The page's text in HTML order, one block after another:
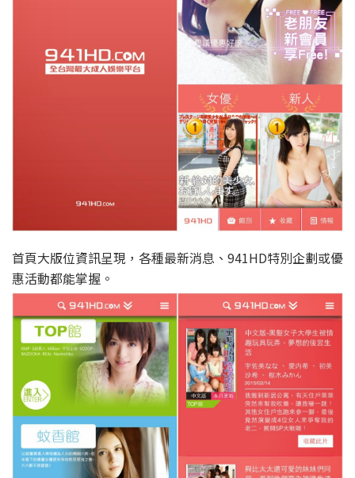
首頁大版位資訊呈現，各種最新消息、941HD特別企劃或優
惠活動都能掌握。